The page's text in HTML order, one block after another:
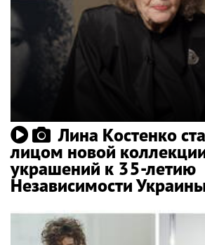
Лина Костенко
лицом новой
украшений к 35-летию
Независимости